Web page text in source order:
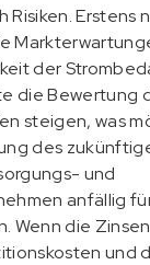
Risiken. Erstens
der
die Bewertung
steigen, was
des
und
anfällig
Wenn die
und